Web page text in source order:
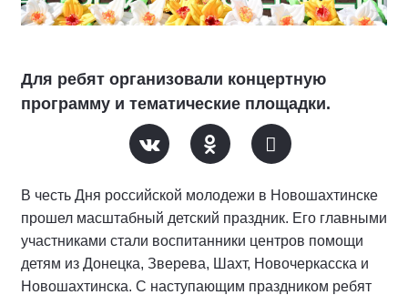
Для ребят организовали концертную
программу и тематические площадки.
В честь Дня российской молодежи в Новошахтинске
прошел масштабный детский праздник. Его главными
участниками стали воспитанники центров помощи
детям из Донецка, Зверева, Шахт, Новочеркасска и
Новошахтинска. С наступающим праздником ребят